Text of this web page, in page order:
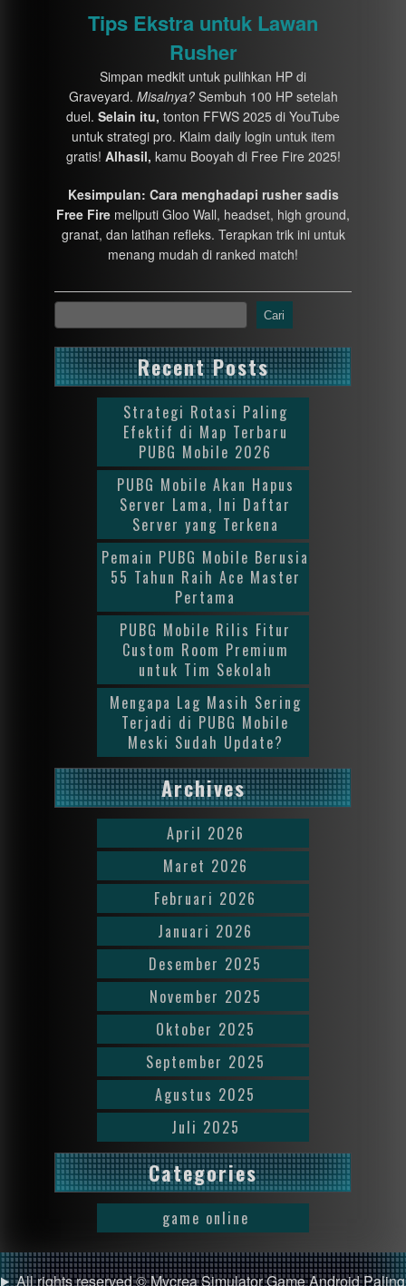
Tips Ekstra untuk Lawan
Rusher
Simpan medkit untuk pulihkan HP di
Graveyard. Misalnya?Sembuh 100 HP setelah
duel. Selain itu, tonton FFWS 2025 di YouTube
untuk strategi pro. Klaim daily login untuk item
gratis! Alhasil, kamu Booyah di Free Fire 2025!
Kesimpulan: Cara menghadapi rusher sadis
Free Fire meliputi Gloo Wall, headset, high ground,
granat, dan latihan refleks. Terapkan trik ini untuk
menang mudah di ranked match!
Cari
Recent Posts
Strategi Rotasi Paling
Efektif di Map Terbaru
PUBG Mobile 2026
PUBG Mobile Akan Hapus
Server Lama, Ini Daftar
Server yang Terkena
Pemain PUBG Mobile Berusia
55 Tahun Raih Ace Master
Pertama
PUBG Mobile Rilis Fitur
Custom Room Premium
untuk Tim Sekolah
Mengapa Lag Masih Sering
Terjadi di PUBG Mobile
Meski Sudah Update?
Archives
April 2026
Maret 2026
Februari 2026
Januari 2026
Desember 2025
November 2025
Oktober 2025
September 2025
Agustus 2025
Juli 2025
Categories
game online
All rights reserved © Mvcrea Simulator Game Android Paling